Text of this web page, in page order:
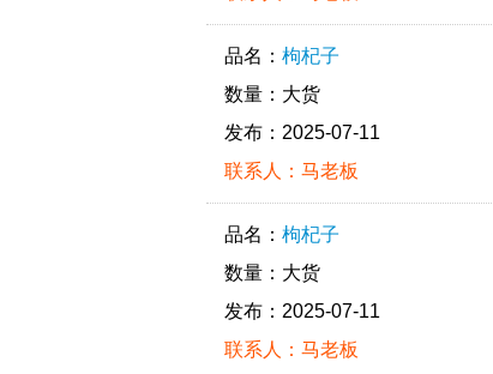
品名： 枸杞子
数量：大货
发布：2025-07-11
联系人：马老板
品名： 枸杞子
数量：大货
发布：2025-07-11
联系人：马老板